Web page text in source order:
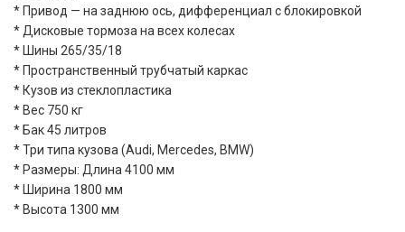
* Привод — на заднюю ось, дифференциал с блокировкой
* Дисковые тормоза на всех колесах
* Шины 265/35/18
* Пространственный трубчатый каркас
* Кузов из стеклопластика
* Вес 750 кг
* Бак 45 литров
* Три типа кузова (Audi, Mercedes, BMW)
* Размеры: Длина 4100 мм
* Ширина 1800 мм
* Высота 1300 мм